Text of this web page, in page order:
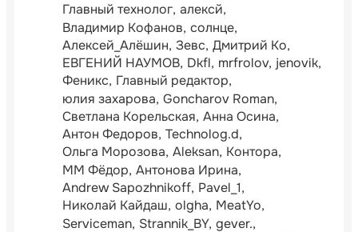
Главный технолог алексй
Владимир Кофанов солнце
Алексей_Алёшин Зевс Дмитрий Ко
ЕВГЕНИЙ НАУМОВ Dkfl mrfrolov jenovik
Феникс Главный редактор
юлия захарова Goncharov Roman
Светлана Корельская Анна Осина
Антон Федоров Technolog.d
Ольга Морозова Aleksan Контора
ММ Фёдор Антонова Ирина
Andrew Sapozhnikoff Pavel_1
Николай Кайдаш olgha MeatYo
Serviceman Strannik_BY gever.